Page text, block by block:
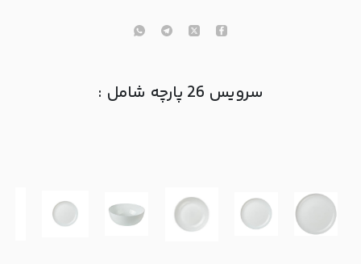
سرویس 26 پارچه شامل :